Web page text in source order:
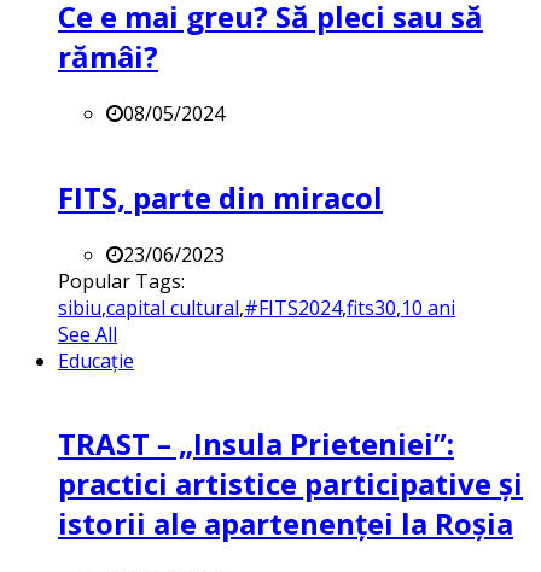
Ce e mai greu? Să pleci sau să
rămâi?
08/05/2024
FITS, parte din miracol
23/06/2023
Popular Tags:
sibiu,capital cultural,#FITS2024,fits30,10 ani
See All
Educație
TRAST – „Insula Prieteniei”:
practici artistice participative și
istorii ale apartenenței la Roșia